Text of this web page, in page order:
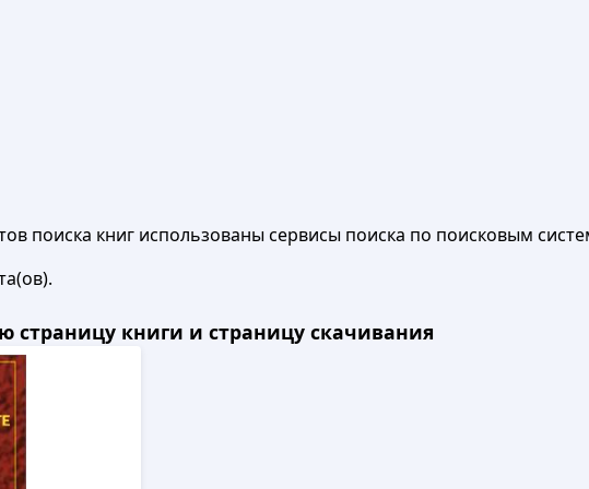
поиска книг использованы сервисы поиска по поисковым
страницу книги и страницу скачивания